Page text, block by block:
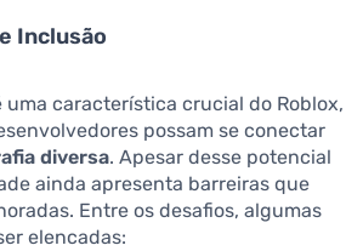
Inclusão
uma característica crucial do Roblox,
possam se conectar
diversa. Apesar desse potencial
ainda apresenta barreiras que
Entre os desafios, algumas
elencadas: